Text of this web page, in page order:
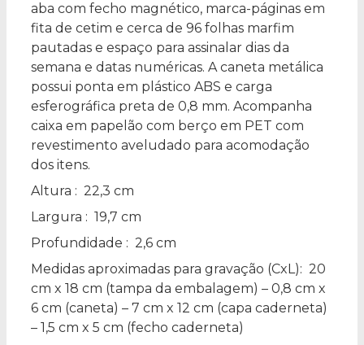
aba com fecho magnético, marca-páginas em
fita de cetim e cerca de 96 folhas marfim
pautadas e espaço para assinalar dias da
semana e datas numéricas. A caneta metálica
possui ponta em plástico ABS e carga
esferográfica preta de 0,8 mm. Acompanha
caixa em papelão com berço em PET com
revestimento aveludado para acomodação
dos itens.
Altura : 22,3 cm
Largura : 19,7 cm
Profundidade : 2,6 cm
Medidas aproximadas para gravação (CxL): 20
cm x 18 cm (tampa da embalagem) – 0,8 cm x
6 cm (caneta) – 7 cm x 12 cm (capa caderneta)
– 1,5 cm x 5 cm (fecho caderneta)